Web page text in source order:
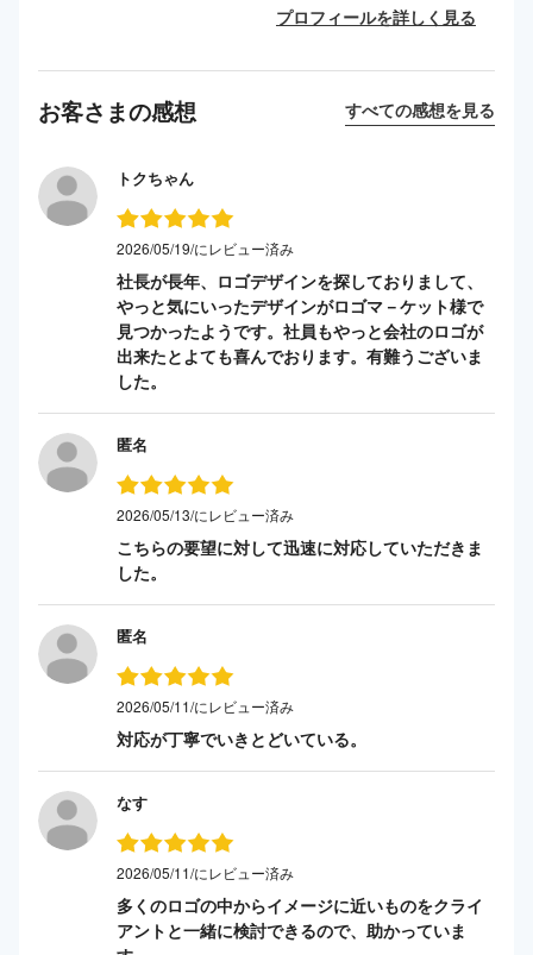
プロフィールを詳しく見る
お客さまの感想 すべての感想を見る
トクちゃん
2026/05/19/にレビュー済み
社長が長年、ロゴデザインを探しておりまして、
やっと気にいったデザインがロゴマ－ケット様で
見つかったようです。社員もやっと会社のロゴが
出来たとよても喜んでおります。有難うございま
した。
匿名
2026/05/13/にレビュー済み
こちらの要望に対して迅速に対応していただきま
した。
匿名
2026/05/11/にレビュー済み
対応が丁寧でいきとどいている。
なす
2026/05/11/にレビュー済み
多くのロゴの中からイメージに近いものをクライ
アントと一緒に検討できるので、助かっていま